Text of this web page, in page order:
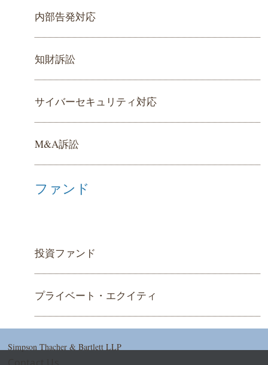
内部告発対応
知財訴訟
サイバーセキュリティ対応
M&A訴訟
ファンド
投資ファンド
プライベート・エクイティ
Simpson Thacher & Bartlett LLP